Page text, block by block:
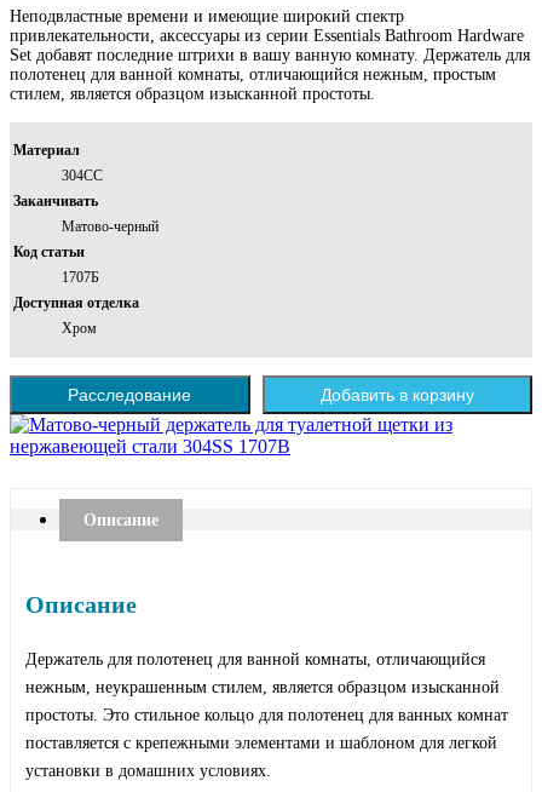
Неподвластные времени и имеющие широкий спектр
привлекательности, аксессуары из серии Essentials Bathroom Hardware
Set добавят последние штрихи в вашу ванную комнату. Держатель для
полотенец для ванной комнаты, отличающийся нежным, простым
стилем, является образцом изысканной простоты.
Материал
304СС
Заканчивать
Матово-черный
Код статьи
1707Б
Доступная отделка
Хром
Расследование Добавить в корзину
Описание
Описание
Держатель для полотенец для ванной комнаты, отличающийся
нежным, неукрашенным стилем, является образцом изысканной
простоты. Это стильное кольцо для полотенец для ванных комнат
поставляется с крепежными элементами и шаблоном для легкой
установки в домашних условиях.